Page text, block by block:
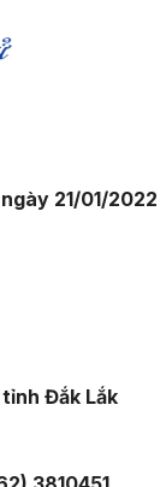
21/01/2022
Đắk Lắk